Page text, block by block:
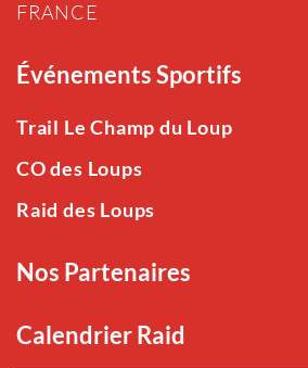
FRANCE
Événements Sportifs
Trail Le Champ du Loup
CO des Loups
Raid des Loups
Nos Partenaires
Calendrier Raid